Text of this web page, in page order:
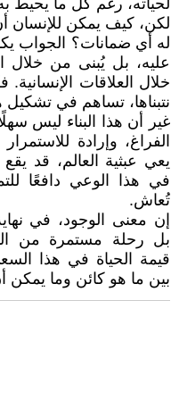
لحياته، رغم كل ما يحيط
لكن، كيف يمكن للإنسان
له أي ضمانات؟ الجواب
عليه، بل يُبنى من خلال
خلال العلاقات
نتبناها، تساهم في تشكيل
غير أن هذا البناء ليس
الفراغ، وإرادة
يعي عبثية العالم، قد
في هذا الوعي دافعًا
تُعاش.
إن معنى الوجود، في
بل رحلة مستمرة من
قيمة الحياة في هذا
بين ما هو كائن وما يمكن